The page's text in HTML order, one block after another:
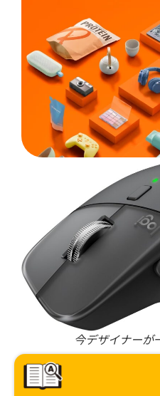
今デザイナーが